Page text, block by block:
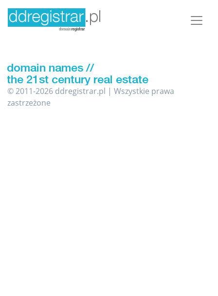
© 2011-2026 ddregistrar.pl | Wszystkie prawa
zastrzeżone